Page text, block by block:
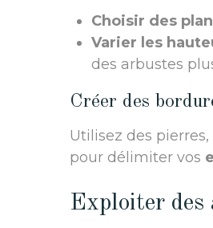
Choisir des
Varier les
des arbustes
Créer des
Utilisez des
pour délimiter vos
Exploiter des